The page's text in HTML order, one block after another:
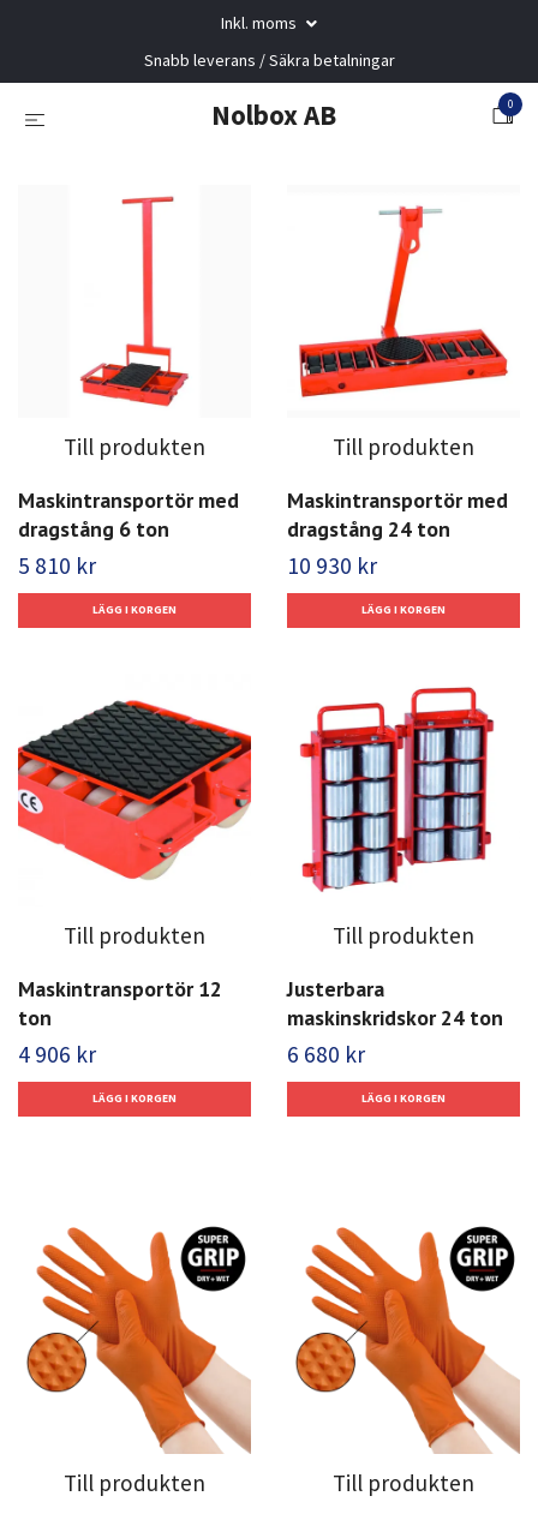
Inkl. moms
Snabb leverans / Säkra betalningar
Nolbox AB 0
Till produkten
Maskintransportör med
dragstång 6 ton
5 810 kr
Till produkten
Maskintransportör med
dragstång 24 ton
10 930 kr
Till produkten
Maskintransportör 12
ton
4 906 kr
Till produkten
Justerbara
maskinskridskor 24 ton
6 680 kr
Till produkten Till produkten